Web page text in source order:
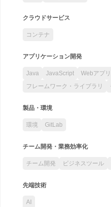
クラウドサービス
コンテナ
アプリケーション開発
Java JavaScript
Webアプ
フレームワーク・ライブラリ
製品・環境
環境 GitLab
チーム開発・業務効率化
チーム開発 ビジネスツール
先端技術
AI